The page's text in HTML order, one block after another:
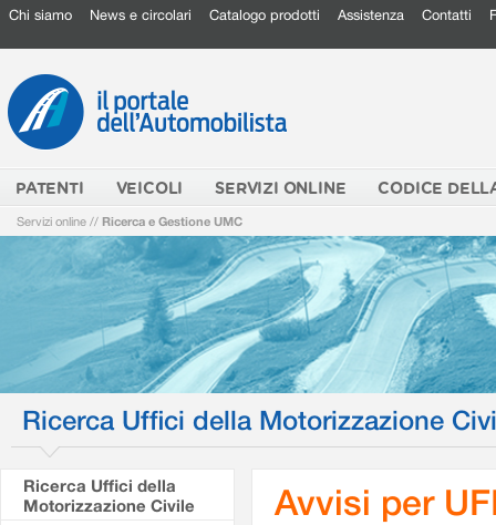
Chi siamo News e circolari Catalogo prodotti Assistenza Contatti
PATENTI VEICOLI SERVIZI ONLINE CODICE
Servizi online // Ricerca e Gestione UMC
Ricerca Uffici della Motorizzazione
Ricerca Uffici della
Motorizzazione Civile
Avvisi per